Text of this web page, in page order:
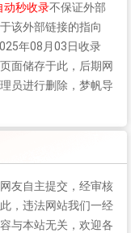
动秒收录不保证外部
该外部链接的指向
年08月03日收录
面储存于此，后期网
员进行删除，梦帆导
友自主提交，经审核
，违法网站我们一经
与本站无关，欢迎各